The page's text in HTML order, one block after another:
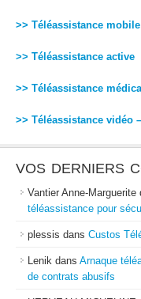
>> Téléassistance mobile
>> Téléassistance active
>> Téléassistance
>> Téléassistance vidéo
VOS DERNIERS
Vantier Anne-Marguerite
téléassistance pour
plessis dans Custos
Lenik dans Arnaque
de contrats abusifs